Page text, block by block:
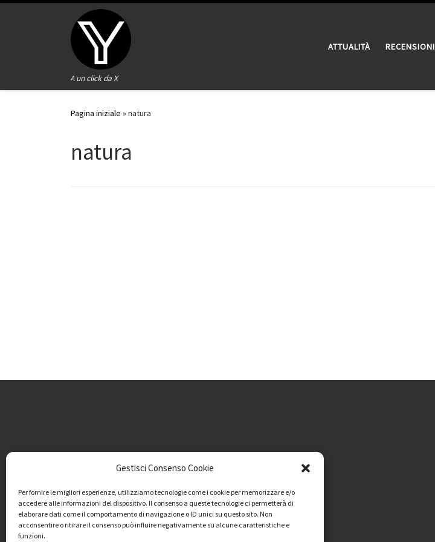
Gestisci Consenso Cookie
Per fornire le migliori esperienze, utilizziamo tecnologie come i cookie per memorizzare e/o
accedere alle informazioni del dispositivo. Il consenso a queste tecnologie ci permetterà di
elaborare dati come il comportamento di navigazione o ID unici su questo sito. Non
acconsentire o ritirare il consenso può influire negativamente su alcune caratteristiche e
funzioni.
Passa al contenuto
A un click da X
ATTUALITÀ RECENSIONI
Pagina iniziale »natura
natura